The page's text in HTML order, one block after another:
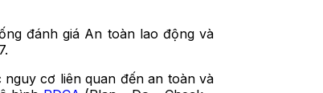
đánh giá An toàn lao động và
cơ liên quan đến an toàn và